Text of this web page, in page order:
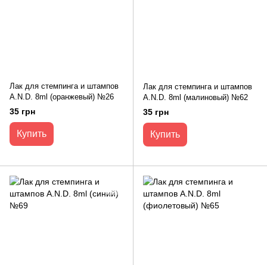
Лак для стемпинга и штампов
A.N.D. 8ml (оранжевый) №26
35 грн
Купить
Лак для стемпинга и штампов
A.N.D. 8ml (малиновый) №62
35 грн
Купить